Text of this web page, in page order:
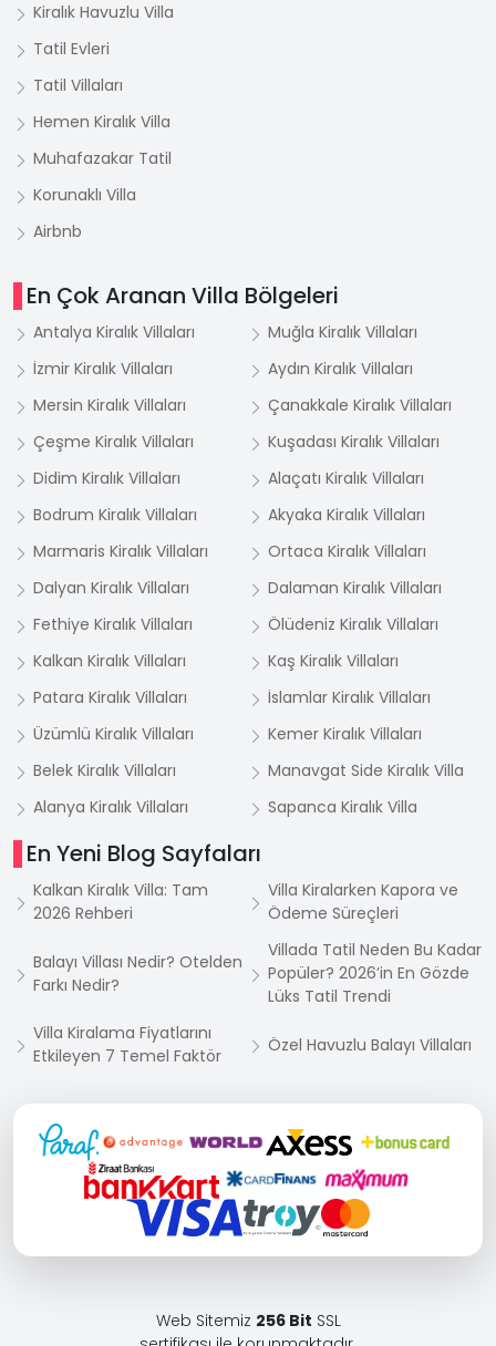
Kiralık Havuzlu Villa
Tatil Evleri
Tatil Villaları
Hemen Kiralık Villa
Muhafazakar Tatil
Korunaklı Villa
Airbnb
En Çok Aranan Villa Bölgeleri
Antalya Kiralık Villaları
Muğla Kiralık Villaları
İzmir Kiralık Villaları
Aydın Kiralık Villaları
Mersin Kiralık Villaları
Çanakkale Kiralık Villaları
Çeşme Kiralık Villaları
Kuşadası Kiralık Villaları
Didim Kiralık Villaları
Alaçatı Kiralık Villaları
Bodrum Kiralık Villaları
Akyaka Kiralık Villaları
Marmaris Kiralık Villaları
Ortaca Kiralık Villaları
Dalyan Kiralık Villaları
Dalaman Kiralık Villaları
Fethiye Kiralık Villaları
Ölüdeniz Kiralık Villaları
Kalkan Kiralık Villaları
Kaş Kiralık Villaları
Patara Kiralık Villaları
İslamlar Kiralık Villaları
Üzümlü Kiralık Villaları
Kemer Kiralık Villaları
Belek Kiralık Villaları
Manavgat Side Kiralık Villa
Alanya Kiralık Villaları
Sapanca Kiralık Villa
En Yeni Blog Sayfaları
Kalkan Kiralık Villa: Tam
2026 Rehberi
Villa Kiralarken Kapora ve
Ödeme Süreçleri
Balayı Villası Nedir? Otelden
Farkı Nedir?
Villada Tatil Neden Bu Kadar
Popüler? 2026’in En Gözde
Lüks Tatil Trendi
Villa Kiralama Fiyatlarını
Etkileyen 7 Temel Faktör
Özel Havuzlu Balayı Villaları
Web Sitemiz 256 Bit SSL